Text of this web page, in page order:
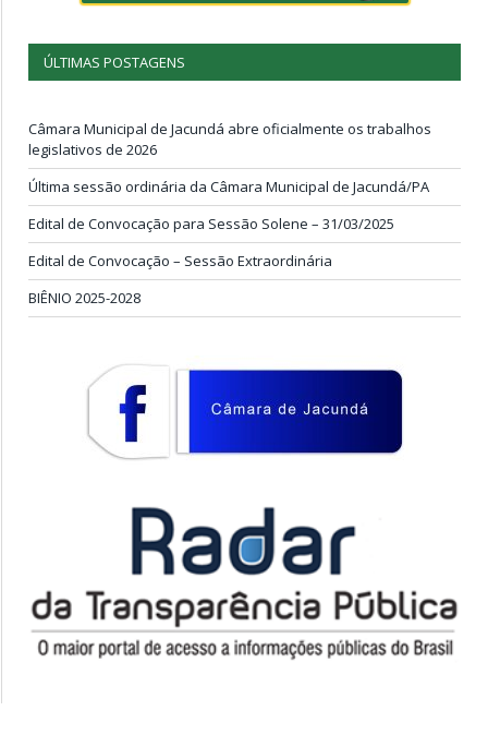
ÚLTIMAS POSTAGENS
Câmara Municipal de Jacundá abre oficialmente os trabalhos
legislativos de 2026
Última sessão ordinária da Câmara Municipal de Jacundá/PA
Edital de Convocação para Sessão Solene – 31/03/2025
Edital de Convocação – Sessão Extraordinária
BIÊNIO 2025-2028